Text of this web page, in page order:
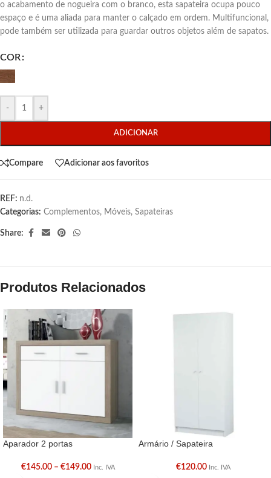
o acabamento de nogueira com o branco, esta sapateira ocupa pouco
espaço e é uma aliada para manter o calçado em ordem. Multifuncional,
pode também ser utilizada para guardar outros objetos além de sapatos.
COR
- +
ADICIONAR
Compare Adicionar aos favoritos
REF: n.d.
Categorias: Complementos, Móveis, Sapateiras
Share:
Produtos Relacionados
Aparador 2 portas
€145.00 – €149.00 Inc. IVA
Armário / Sapateira
€120.00 Inc. IVA